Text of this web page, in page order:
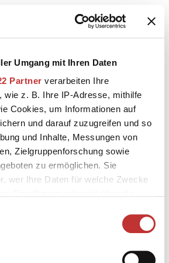
Umgang mit Ihren Daten
Partner verarbeiten Ihre
wie z. B. Ihre IP-Adresse, mithilfe
Cookies, um Informationen auf
und darauf zuzugreifen und so
und Inhalte, Messungen von
Zielgruppenforschung sowie
zu ermöglichen. Sie
wer Ihre Daten für welche Zwecke
oder widerrufen